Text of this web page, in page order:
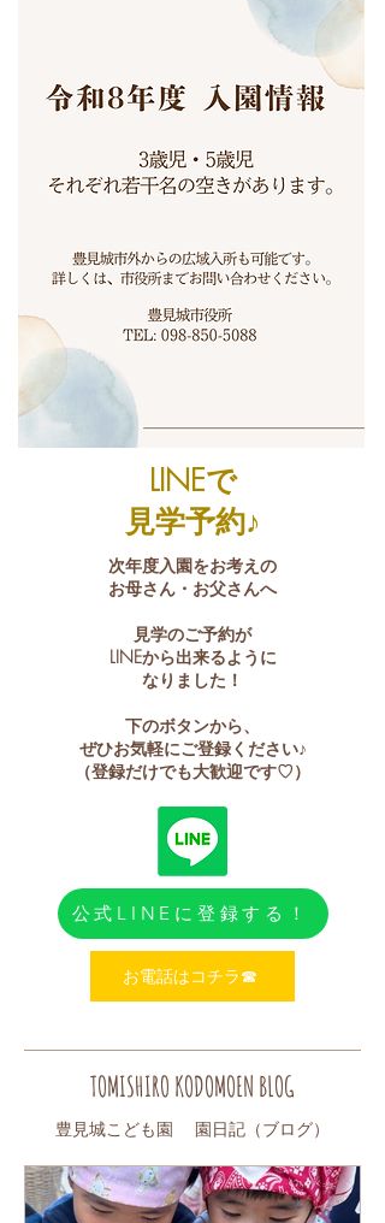
​LINEで
見学予約♪
次年度入園をお考えの
お母さん・お父さんへ
見学のご予約が
LINEから出来るように
なりました！
下のボタンから、
ぜひお気軽にご登録ください♪
​（登録だけでも大歓迎です♡）
公式LINEに登録する！
お電話はコチラ☎︎
TOMISHIRO KODOMOEN BLOG
​豊見城こども園 園日記（ブログ）